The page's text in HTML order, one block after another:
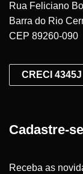
Rua Feliciano
Barra do Rio
CEP 89260-090
CRECI 4345J
Cadastre-se
Receba as